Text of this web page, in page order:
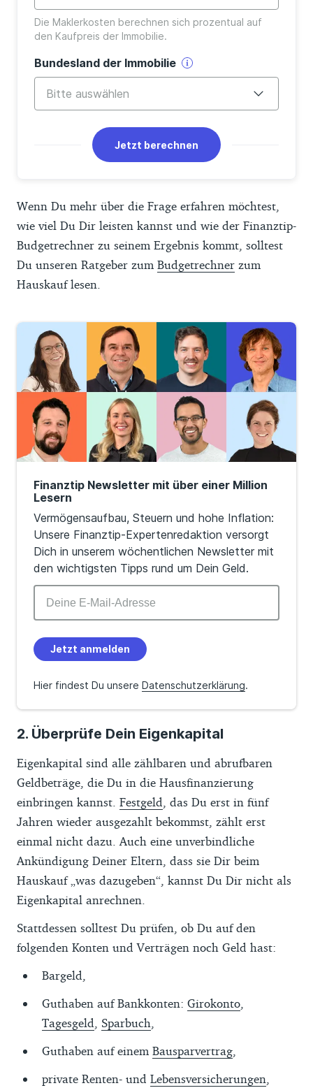
Die Maklerkosten berechnen sich prozentual auf
den Kaufpreis der Immobilie.
Bundesland der Immobilie
Bitte auswählen
Baden-Württemberg
Brandenburg
Bremen
Hamburg
Mecklenburg-Vorpommern
Niedersachsen
Nordrhein-Westfalen
Rheinland-Pfalz
Saarland
Sachsen-Anhalt
Schleswig-Holstein
Thüringen
Jetzt berechnen
Wenn Du mehr über die Frage erfahren möchtest,
wie viel Du Dir leisten kannst und wie der Finanztip-
Budgetrechner zu seinem Ergebnis kommt, solltest
Du unseren Ratgeber zum Budgetrechner zum
Hauskauf lesen.
Finanztip Newsletter mit über einer Million
Lesern
Vermögensaufbau, Steuern und hohe Inflation:
Unsere Finanztip-Expertenredaktion versorgt
Dich in unserem wöchentlichen Newsletter mit
den wichtigsten Tipps rund um Dein Geld.
Jetzt anmelden
Hier findest Du unsere Datenschutzerklärung.
2. Überprüfe Dein Eigenkapital
Eigenkapital sind alle zählbaren und abrufbaren
Geldbeträge, die Du in die Hausfinanzierung
einbringen kannst. Festgeld , das Du erst in fünf
Jahren wieder ausgezahlt bekommst, zählt erst
einmal nicht dazu. Auch eine unverbindliche
Ankündigung Deiner Eltern, dass sie Dir beim
Hauskauf „was dazugeben“, kannst Du Dir nicht als
Eigenkapital anrechnen.
Stattdessen solltest Du prüfen, ob Du auf den
folgenden Konten und Verträgen noch Geld hast:
Bargeld,
Guthaben auf Bankkonten: Girokonto
Tagesgeld
Sparbuch
Guthaben auf einem Bausparvertrag
private Renten- und Lebensversicherungen